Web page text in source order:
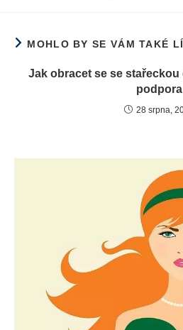
MOHLO BY SE VÁM TAKÉ
Jak obracet se se
podpora
28 srpna,